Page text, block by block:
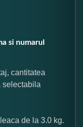
si numarul
cantitatea
selectabila
de la 3.0 kg.